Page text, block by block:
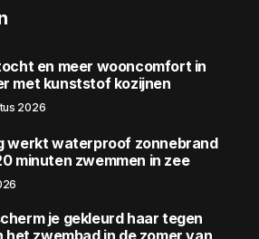
en meer wooncomfort in
met kunststof kozijnen
2026
werkt waterproof zonnebrand
minuten zwemmen in zee
je gekleurd haar tegen